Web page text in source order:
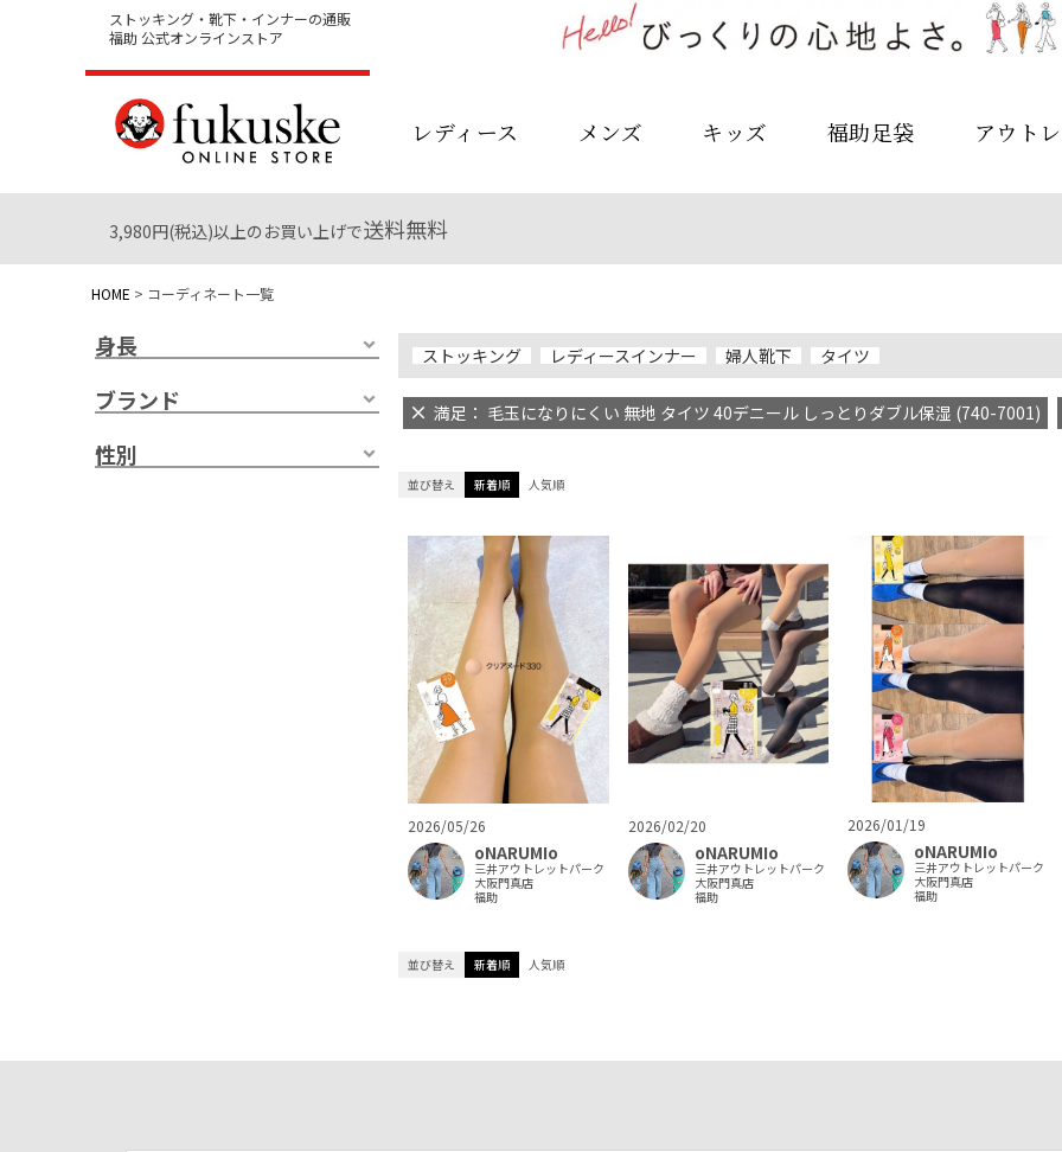
ストッキング・靴下・インナーの通販
福助 公式オンラインストア
レディース メンズ キッズ 福助足袋 アウト
3,980円(税込)以上のお買い上げで送料無料
HOME コーディネート一覧
身長
ブランド
性別
ストッキング レディースインナー 婦人靴下 タイツ
満足： 毛玉になりにくい 無地 タイツ 40デニール しっとりダブル保湿 (740-7001)
並び替え 新着順 人気順
2026/05/26
oNARUMIo
三井アウトレットパーク
大阪門真店
福助
2026/02/20
oNARUMIo
三井アウトレットパーク
大阪門真店
福助
2026/01/19
oNARUMIo
三井アウトレットパーク
大阪門真店
福助
並び替え 新着順 人気順